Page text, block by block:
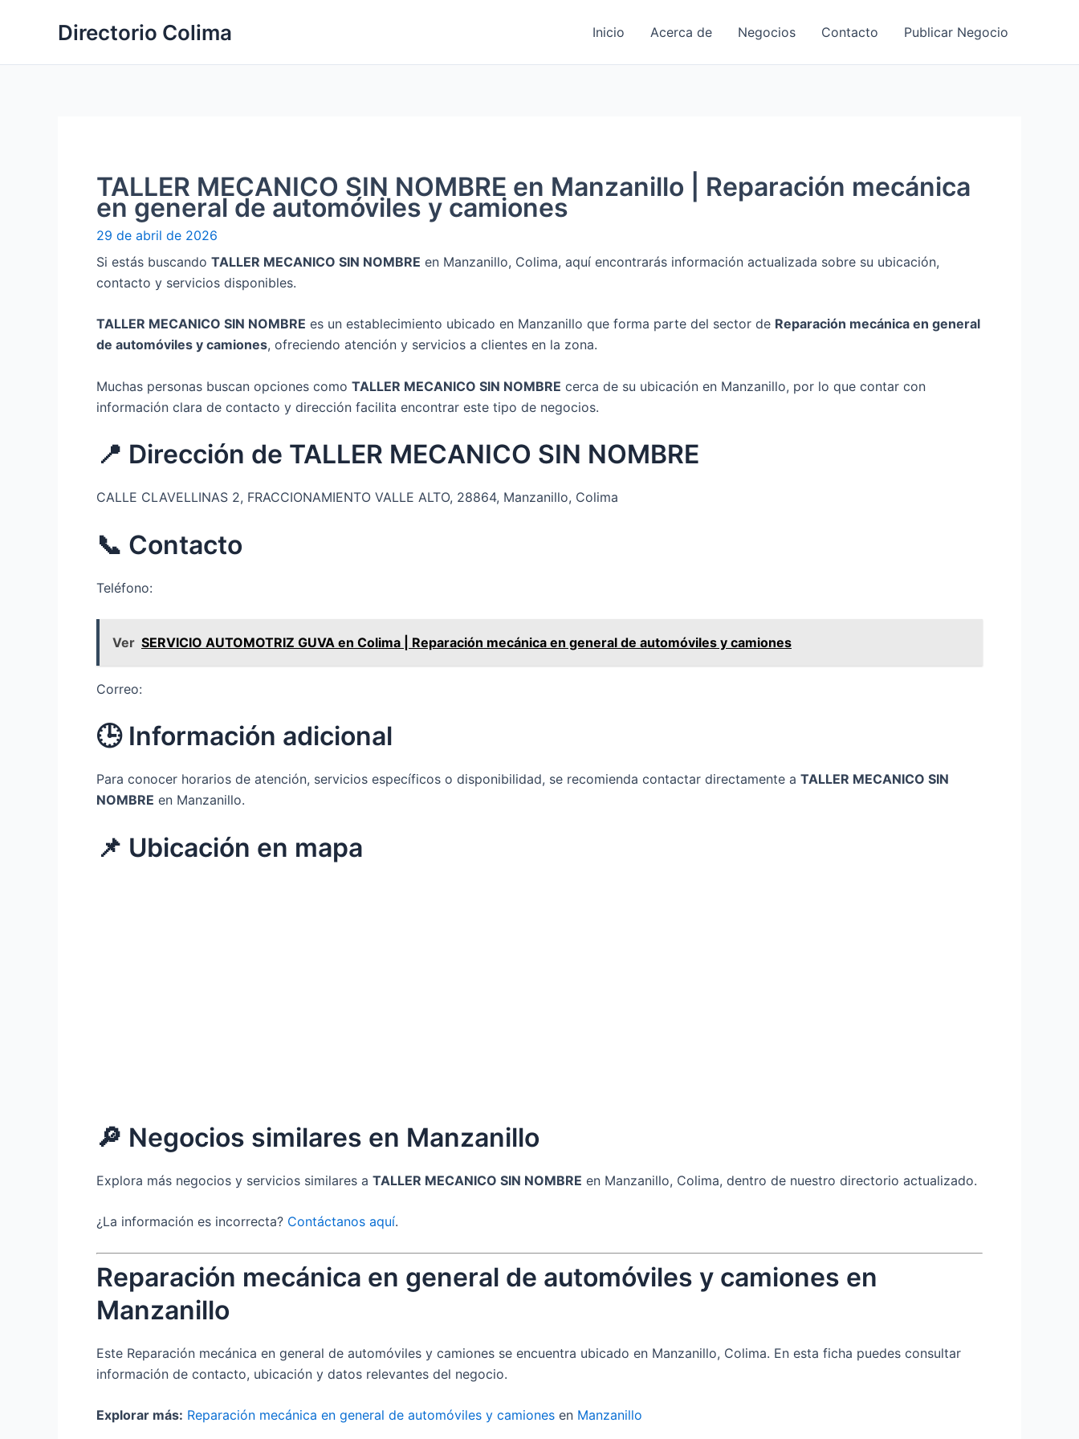
Directorio Colima Inicio Acerca de Negocios Contacto Publicar Negocio
TALLER MECANICO SIN NOMBRE en Manzanillo | Reparación mecánica
en general de automóviles y camiones
29 de abril de 2026
Si estás buscando TALLER MECANICO SIN NOMBRE en Manzanillo, Colima, aquí encontrarás información actualizada sobre su ubicación,
contacto y servicios disponibles.
TALLER MECANICO SIN NOMBRE es un establecimiento ubicado en Manzanillo que forma parte del sector de Reparación mecánica en general
de automóviles y camiones, ofreciendo atención y servicios a clientes en la zona.
Muchas personas buscan opciones como TALLER MECANICO SIN NOMBRE cerca de su ubicación en Manzanillo, por lo que contar con
información clara de contacto y dirección facilita encontrar este tipo de negocios.
📍 Dirección de TALLER MECANICO SIN NOMBRE
CALLE CLAVELLINAS 2, FRACCIONAMIENTO VALLE ALTO, 28864, Manzanillo, Colima
📞 Contacto
Teléfono:
Ver SERVICIO AUTOMOTRIZ GUVA en Colima | Reparación mecánica en general de automóviles y camiones
Correo:
🕒 Información adicional
Para conocer horarios de atención, servicios específicos o disponibilidad, se recomienda contactar directamente a TALLER MECANICO SIN
NOMBRE en Manzanillo.
📌 Ubicación en mapa
🔎 Negocios similares en Manzanillo
Explora más negocios y servicios similares a TALLER MECANICO SIN NOMBRE en Manzanillo, Colima, dentro de nuestro directorio actualizado.
¿La información es incorrecta? Contáctanos aquí.
Reparación mecánica en general de automóviles y camiones en
Manzanillo
Este Reparación mecánica en general de automóviles y camiones se encuentra ubicado en Manzanillo, Colima. En esta ficha puedes consultar
información de contacto, ubicación y datos relevantes del negocio.
Explorar más: Reparación mecánica en general de automóviles y camiones en Manzanillo